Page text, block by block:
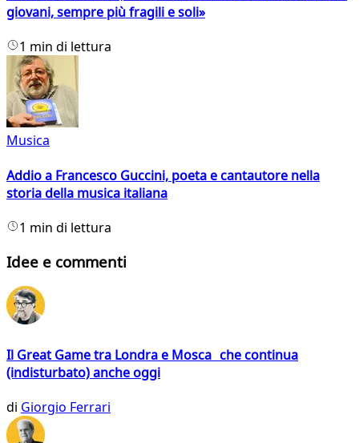
giovani, sempre più fragili e soli»
1 min di lettura
Musica
Addio a Francesco Guccini, poeta e cantautore nella
storia della musica italiana
1 min di lettura
Idee e commenti
Il Great Game tra Londra e Mosca che continua
(indisturbato) anche oggi
di Giorgio Ferrari